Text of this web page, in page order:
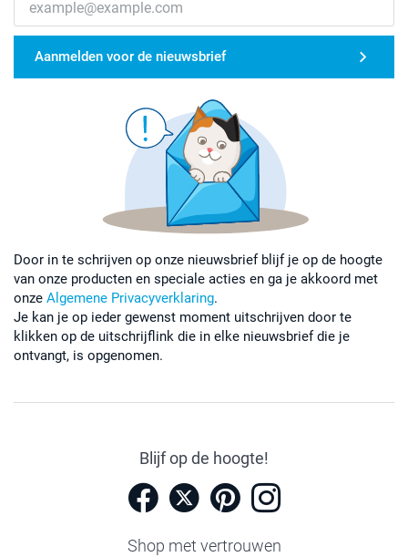
Aanmelden voor de nieuwsbrief
Door in te schrijven op onze nieuwsbrief blijf je op de hoogte
van onze producten en speciale acties en ga je akkoord met
onze Algemene Privacyverklaring.
Je kan je op ieder gewenst moment uitschrijven door te
klikken op de uitschrijflink die in elke nieuwsbrief die je
ontvangt, is opgenomen.
Blijf op de hoogte!
Shop met vertrouwen